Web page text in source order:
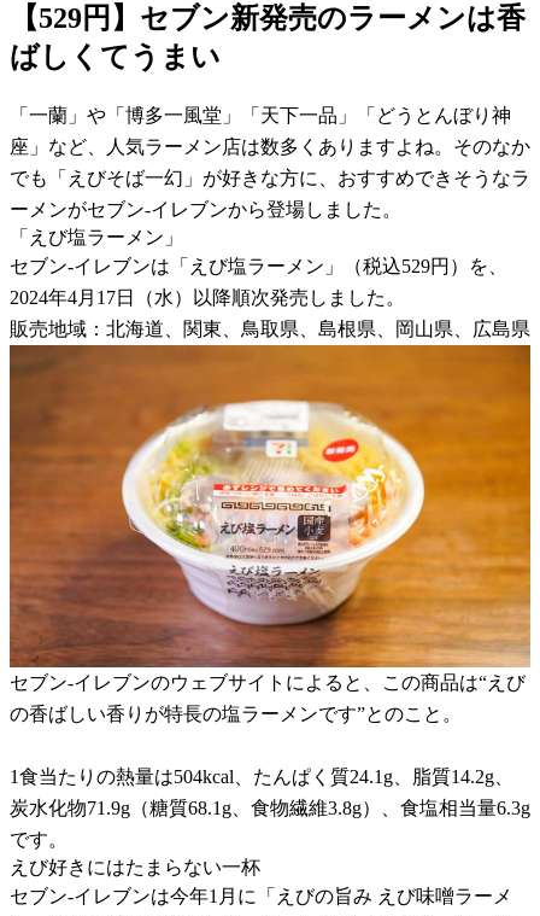
【529円】セブン新発売のラーメンは香
ばしくてうまい
「一蘭」や「博多一風堂」「天下一品」「どうとんぼり神
座」など、人気ラーメン店は数多くありますよね。そのなか
でも「えびそば一幻」が好きな方に、おすすめできそうなラ
ーメンがセブン-イレブンから登場しました。
「えび塩ラーメン」
セブン-イレブンは「えび塩ラーメン」（税込529円）を、
2024年4月17日（水）以降順次発売しました。
販売地域：北海道、関東、鳥取県、島根県、岡山県、広島県
セブン-イレブンのウェブサイトによると、この商品は“えび
の香ばしい香りが特長の塩ラーメンです”とのこと。
1食当たりの熱量は504kcal、たんぱく質24.1g、脂質14.2g、
炭水化物71.9g（糖質68.1g、食物繊維3.8g）、食塩相当量6.3g
です。
えび好きにはたまらない一杯
セブン-イレブンは今年1月に「えびの旨み えび味噌ラーメ